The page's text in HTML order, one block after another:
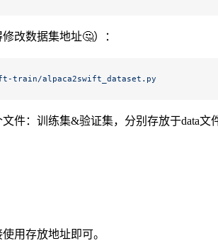
改数据集地址🤔）：
train/alpaca2swift_dataset.py
件：训练集&验证集，分别存放于data文
用存放地址即可。